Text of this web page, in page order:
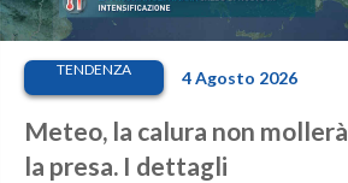
TENDENZA 4 Agosto 2026
Meteo, la calura non mollerà
la presa. I dettagli